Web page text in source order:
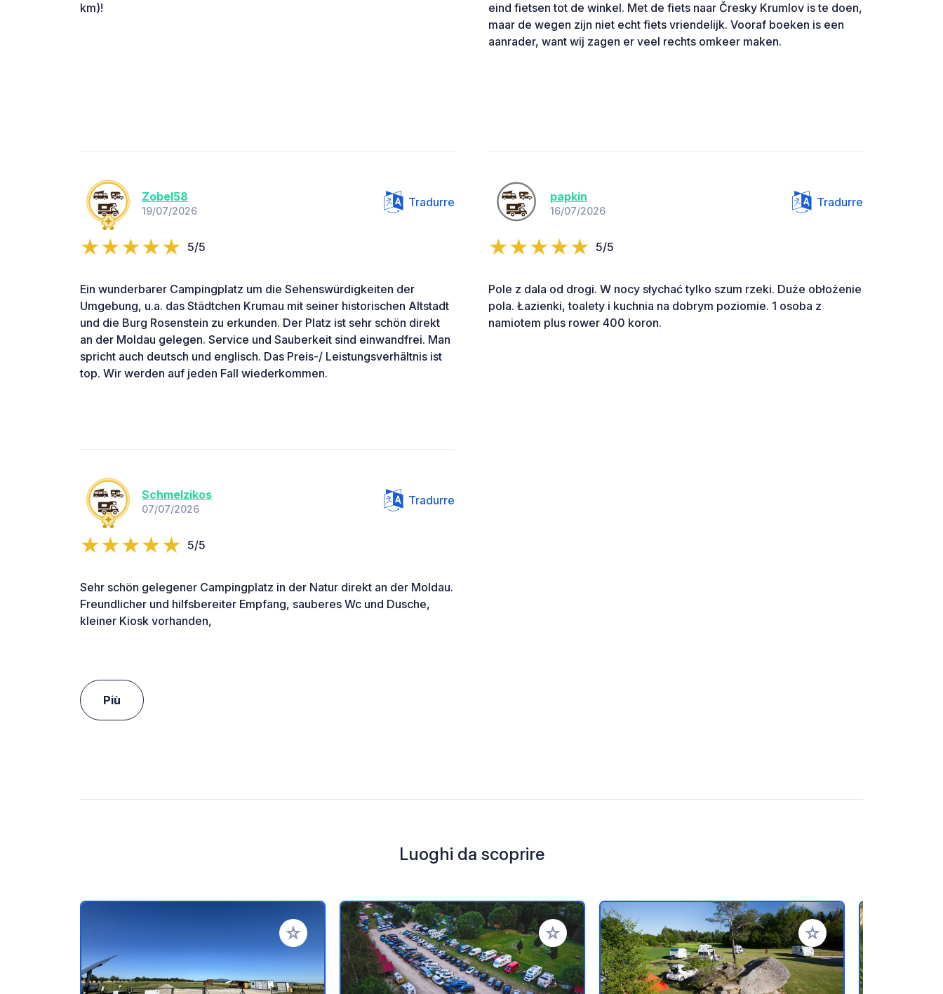
km)!
eind fietsen tot de winkel. Met de fiets naar Čresky Krumlov is te doen,
maar de wegen zijn niet echt fiets vriendelijk. Vooraf boeken is een
aanrader, want wij zagen er veel rechts omkeer maken.
Zobel58
19/07/2026
Tradurre
5/5
Ein wunderbarer Campingplatz um die Sehenswürdigkeiten der
Umgebung, u.a. das Städtchen Krumau mit seiner historischen Altstadt
und die Burg Rosenstein zu erkunden. Der Platz ist sehr schön direkt
an der Moldau gelegen. Service und Sauberkeit sind einwandfrei. Man
spricht auch deutsch und englisch. Das Preis-/ Leistungsverhältnis ist
top. Wir werden auf jeden Fall wiederkommen.
papkin
16/07/2026
Tradurre
5/5
Pole z dala od drogi. W nocy słychać tylko szum rzeki. Duże obłożenie
pola. Łazienki, toalety i kuchnia na dobrym poziomie. 1 osoba z
namiotem plus rower 400 koron.
Schmelzikos
07/07/2026
Tradurre
5/5
Sehr schön gelegener Campingplatz in der Natur direkt an der Moldau.
Freundlicher und hilfsbereiter Empfang, sauberes Wc und Dusche,
kleiner Kiosk vorhanden,
Più
Luoghi da scoprire
Aggiungi ai tuoi preferiti Aggiungi ai tuoi preferiti Aggiungi ai tuoi preferiti